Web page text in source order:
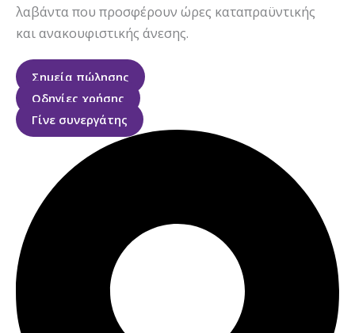
λαβάντα που προσφέρουν ώρες καταπραϋντικής
και ανακουφιστικής άνεσης.
Σημεία πώλησης
Οδηγίες χρήσης
Γίνε συνεργάτης